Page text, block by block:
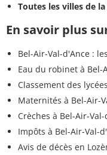
Toutes les villes de
En savoir plus
Bel-Air-Val-d'Ance :
Eau du robinet à Bel-
Classement des
Maternités à Bel-Air-
Crèches à Bel-Air-
Impôts à Bel-Air-Val-
Avis de décès en